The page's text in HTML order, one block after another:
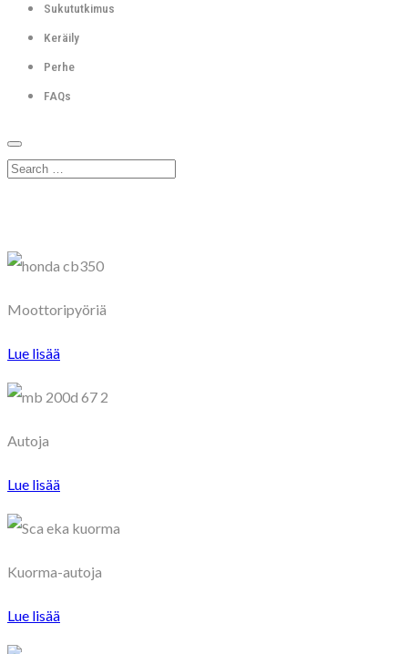
Sukututkimus
Keräily
Perhe
FAQs
Moottoripyöriä
Lue lisää
Autoja
Lue lisää
Kuorma-autoja
Lue lisää